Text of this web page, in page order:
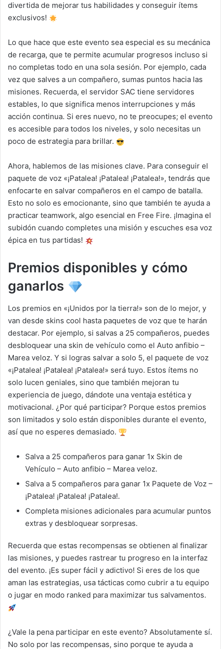
divertida de mejorar tus habilidades y conseguir ítems
exclusivos!
Lo que hace que este evento sea especial es su mecánica
de recarga, que te permite acumular progresos incluso si
no completas todo en una sola sesión. Por ejemplo, cada
vez que salves a un compañero, sumas puntos hacia las
misiones. Recuerda, el servidor SAC tiene servidores
estables, lo que significa menos interrupciones y más
acción continua. Si eres nuevo, no te preocupes; el evento
es accesible para todos los niveles, y solo necesitas un
poco de estrategia para brillar.
Ahora, hablemos de las misiones clave. Para conseguir el
paquete de voz «¡Patalea! ¡Patalea! ¡Patalea!», tendrás que
enfocarte en salvar compañeros en el campo de batalla.
Esto no solo es emocionante, sino que también te ayuda a
practicar teamwork, algo esencial en Free Fire. ¡Imagina el
subidón cuando completes una misión y escuches esa voz
épica en tus partidas!
Premios disponibles y cómo
ganarlos
Los premios en «¡Unidos por la tierra!» son de lo mejor, y
van desde skins cool hasta paquetes de voz que te harán
destacar. Por ejemplo, si salvas a 25 compañeros, puedes
desbloquear una skin de vehículo como el Auto anfibio –
Marea veloz. Y si logras salvar a solo 5, el paquete de voz
«¡Patalea! ¡Patalea! ¡Patalea!» será tuyo. Estos ítems no
solo lucen geniales, sino que también mejoran tu
experiencia de juego, dándote una ventaja estética y
motivacional. ¿Por qué participar? Porque estos premios
son limitados y solo están disponibles durante el evento,
así que no esperes demasiado.
Salva a 25 compañeros para ganar 1x Skin de
Vehículo – Auto anfibio – Marea veloz.
Salva a 5 compañeros para ganar 1x Paquete de Voz –
¡Patalea! ¡Patalea! ¡Patalea!.
Completa misiones adicionales para acumular puntos
extras y desbloquear sorpresas.
Recuerda que estas recompensas se obtienen al finalizar
las misiones, y puedes rastrear tu progreso en la interfaz
del evento. ¡Es super fácil y adictivo! Si eres de los que
aman las estrategias, usa tácticas como cubrir a tu equipo
o jugar en modo ranked para maximizar tus salvamentos.
¿Vale la pena participar en este evento? Absolutamente sí.
No solo por las recompensas, sino porque te ayuda a